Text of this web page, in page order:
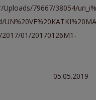
79667/38054/
01/20170126M1-
05.05.2019